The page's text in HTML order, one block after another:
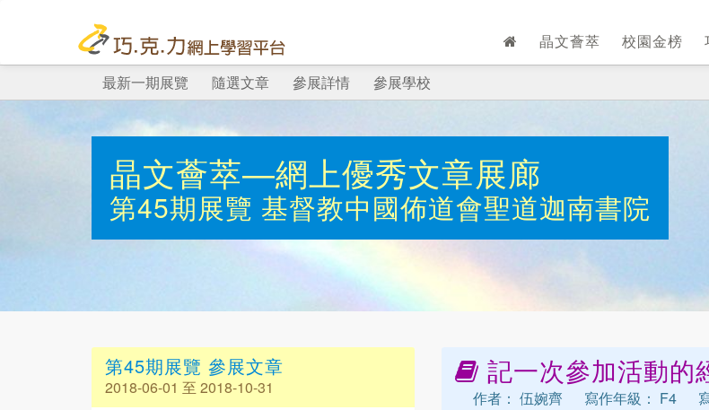
晶文薈萃 校園金榜
最新一期展覽 隨選文章 參展詳情 參展學校
晶文薈萃—網上優秀文章展廊
第45期展覽 基督教中國佈道會聖道迦南書院
第45期展覽 參展文章
2018-06-01 至 2018-10-31
記一次參加活動的
作者： 伍婉齊 寫作年級： F4